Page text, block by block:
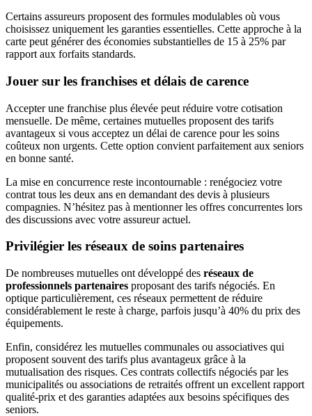
Certains assureurs proposent des formules modulables où vous
choisissez uniquement les garanties essentielles. Cette approche à la
carte peut générer des économies substantielles de 15 à 25% par
rapport aux forfaits standards.
Jouer sur les franchises et délais de carence
Accepter une franchise plus élevée peut réduire votre cotisation
mensuelle. De même, certaines mutuelles proposent des tarifs
avantageux si vous acceptez un délai de carence pour les soins
coûteux non urgents. Cette option convient parfaitement aux seniors
en bonne santé.
La mise en concurrence reste incontournable : renégociez votre
contrat tous les deux ans en demandant des devis à plusieurs
compagnies. N’hésitez pas à mentionner les offres concurrentes lors
des discussions avec votre assureur actuel.
Privilégier les réseaux de soins partenaires
De nombreuses mutuelles ont développé des réseaux de
professionnels partenaires proposant des tarifs négociés. En
optique particulièrement, ces réseaux permettent de réduire
considérablement le reste à charge, parfois jusqu’à 40% du prix des
équipements.
Enfin, considérez les mutuelles communales ou associatives qui
proposent souvent des tarifs plus avantageux grâce à la
mutualisation des risques. Ces contrats collectifs négociés par les
municipalités ou associations de retraités offrent un excellent rapport
qualité-prix et des garanties adaptées aux besoins spécifiques des
seniors.